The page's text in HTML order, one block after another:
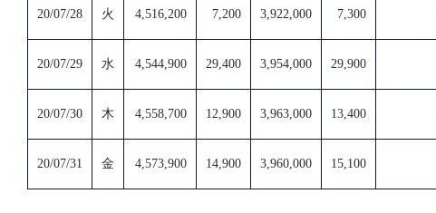
20/07/28 火 4,516,200 7,200 3,922,000 7,300
20/07/29 水 4,544,900 29,400 3,954,000 29,900
20/07/30 木 4,558,700 12,900 3,963,000 13,400
20/07/31 金 4,573,900 14,900 3,960,000 15,100